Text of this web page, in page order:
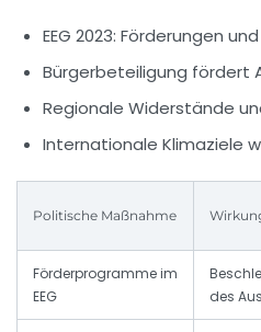
EEG 2023: Förderungen
Bürgerbeteiligung fördert
Regionale Widerstände
Internationale Klimaziele
Politische Maßnahme
Förderprogramme im
EEG
des